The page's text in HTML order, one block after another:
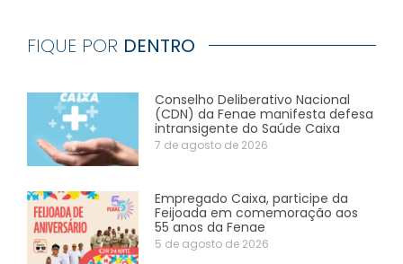
FIQUE POR DENTRO
Conselho Deliberativo Nacional
(CDN) da Fenae manifesta defesa
intransigente do Saúde Caixa
7 de agosto de 2026
Empregado Caixa, participe da
Feijoada em comemoração aos
55 anos da Fenae
5 de agosto de 2026